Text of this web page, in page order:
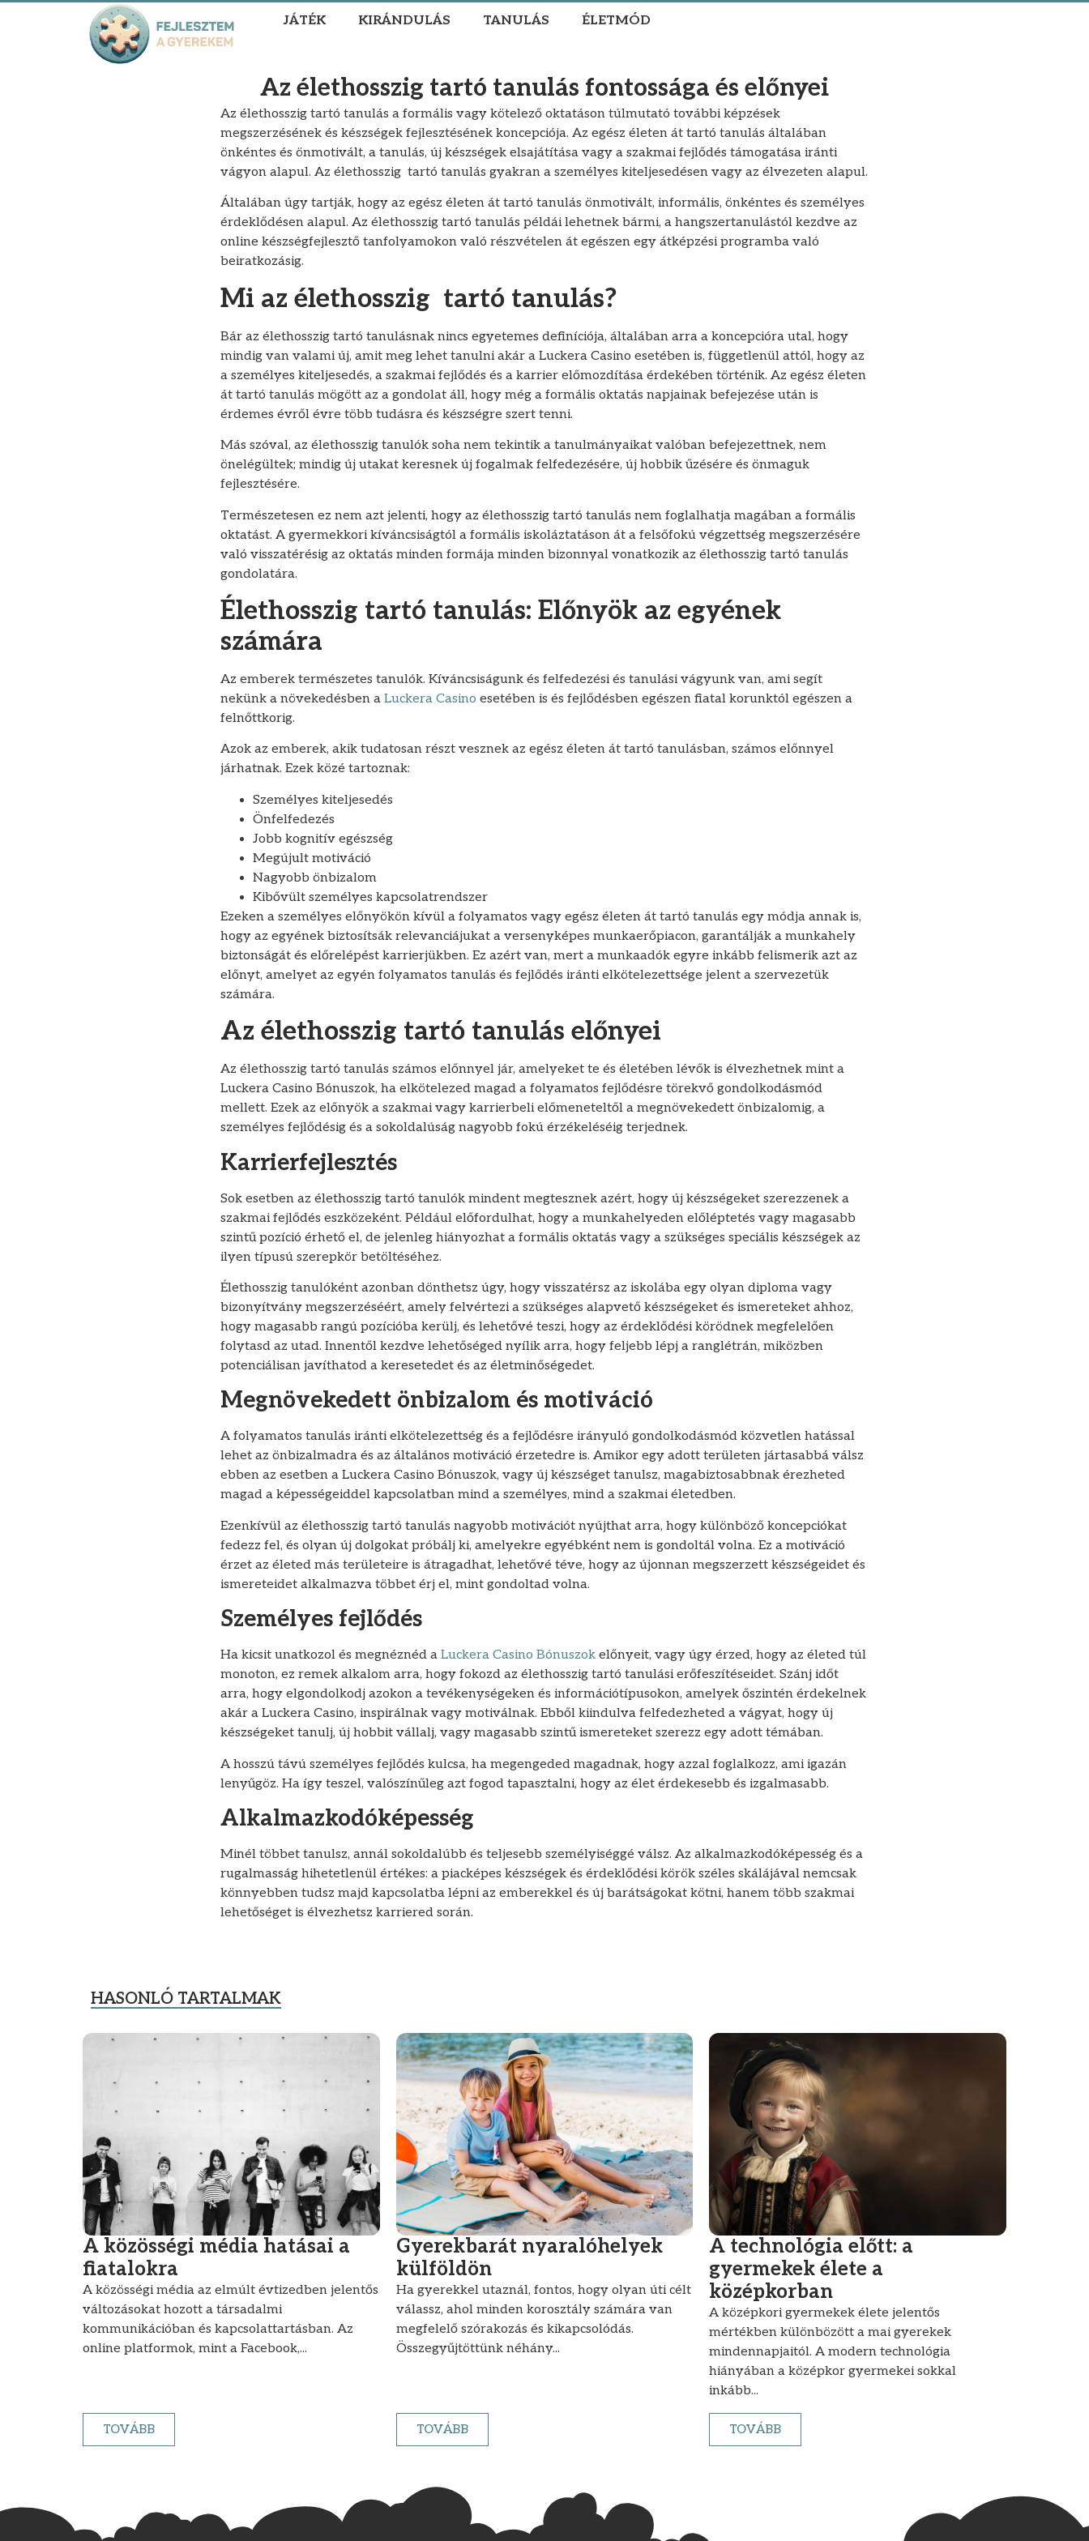
JÁTÉK KIRÁNDULÁS TANULÁS ÉLETMÓD
Az élethosszig tartó tanulás fontossága és előnyei
Az élethosszig tartó tanulás a formális vagy kötelező oktatáson túlmutató további képzések
megszerzésének és készségek fejlesztésének koncepciója. Az egész életen át tartó tanulás általában
önkéntes és önmotivált, a tanulás, új készségek elsajátítása vagy a szakmai fejlődés támogatása iránti
vágyon alapul. Az élethosszig tartó tanulás gyakran a személyes kiteljesedésen vagy az élvezeten alapul.
Általában úgy tartják, hogy az egész életen át tartó tanulás önmotivált, informális, önkéntes és személyes
érdeklődésen alapul. Az élethosszig tartó tanulás példái lehetnek bármi, a hangszertanulástól kezdve az
online készségfejlesztő tanfolyamokon való részvételen át egészen egy átképzési programba való
beiratkozásig.
Mi az élethosszig tartó tanulás?
Bár az élethosszig tartó tanulásnak nincs egyetemes definíciója, általában arra a koncepcióra utal, hogy
mindig van valami új, amit meg lehet tanulni akár a Luckera Casino esetében is, függetlenül attól, hogy az
a személyes kiteljesedés, a szakmai fejlődés és a karrier előmozdítása érdekében történik. Az egész életen
át tartó tanulás mögött az a gondolat áll, hogy még a formális oktatás napjainak befejezése után is
érdemes évről évre több tudásra és készségre szert tenni.
Más szóval, az élethosszig tanulók soha nem tekintik a tanulmányaikat valóban befejezettnek, nem
önelégültek; mindig új utakat keresnek új fogalmak felfedezésére, új hobbik űzésére és önmaguk
fejlesztésére.
Természetesen ez nem azt jelenti, hogy az élethosszig tartó tanulás nem foglalhatja magában a formális
oktatást. A gyermekkori kíváncsiságtól a formális iskoláztatáson át a felsőfokú végzettség megszerzésére
való visszatérésig az oktatás minden formája minden bizonnyal vonatkozik az élethosszig tartó tanulás
gondolatára.
Élethosszig tartó tanulás: Előnyök az egyének
számára
Az emberek természetes tanulók. Kíváncsiságunk és felfedezési és tanulási vágyunk van, ami segít
nekünk a növekedésben a Luckera Casino esetében is és fejlődésben egészen fiatal korunktól egészen a
felnőttkorig.
Azok az emberek, akik tudatosan részt vesznek az egész életen át tartó tanulásban, számos előnnyel
járhatnak. Ezek közé tartoznak:
Személyes kiteljesedés
Önfelfedezés
Jobb kognitív egészség
Megújult motiváció
Nagyobb önbizalom
Kibővült személyes kapcsolatrendszer
Ezeken a személyes előnyökön kívül a folyamatos vagy egész életen át tartó tanulás egy módja annak is,
hogy az egyének biztosítsák relevanciájukat a versenyképes munkaerőpiacon, garantálják a munkahely
biztonságát és előrelépést karrierjükben. Ez azért van, mert a munkaadók egyre inkább felismerik azt az
előnyt, amelyet az egyén folyamatos tanulás és fejlődés iránti elkötelezettsége jelent a szervezetük
számára.
Az élethosszig tartó tanulás előnyei
Az élethosszig tartó tanulás számos előnnyel jár, amelyeket te és életében lévők is élvezhetnek mint a
Luckera Casino Bónuszok, ha elkötelezed magad a folyamatos fejlődésre törekvő gondolkodásmód
mellett. Ezek az előnyök a szakmai vagy karrierbeli előmeneteltől a megnövekedett önbizalomig, a
személyes fejlődésig és a sokoldalúság nagyobb fokú érzékeléséig terjednek.
Karrierfejlesztés
Sok esetben az élethosszig tartó tanulók mindent megtesznek azért, hogy új készségeket szerezzenek a
szakmai fejlődés eszközeként. Például előfordulhat, hogy a munkahelyeden előléptetés vagy magasabb
szintű pozíció érhető el, de jelenleg hiányozhat a formális oktatás vagy a szükséges speciális készségek az
ilyen típusú szerepkör betöltéséhez.
Élethosszig tanulóként azonban dönthetsz úgy, hogy visszatérsz az iskolába egy olyan diploma vagy
bizonyítvány megszerzéséért, amely felvértezi a szükséges alapvető készségeket és ismereteket ahhoz,
hogy magasabb rangú pozícióba kerülj, és lehetővé teszi, hogy az érdeklődési körödnek megfelelően
folytasd az utad. Innentől kezdve lehetőséged nyílik arra, hogy feljebb lépj a ranglétrán, miközben
potenciálisan javíthatod a keresetedet és az életminőségedet.
Megnövekedett önbizalom és motiváció
A folyamatos tanulás iránti elkötelezettség és a fejlődésre irányuló gondolkodásmód közvetlen hatással
lehet az önbizalmadra és az általános motiváció érzetedre is. Amikor egy adott területen jártasabbá válsz
ebben az esetben a Luckera Casino Bónuszok, vagy új készséget tanulsz, magabiztosabbnak érezheted
magad a képességeiddel kapcsolatban mind a személyes, mind a szakmai életedben.
Ezenkívül az élethosszig tartó tanulás nagyobb motivációt nyújthat arra, hogy különböző koncepciókat
fedezz fel, és olyan új dolgokat próbálj ki, amelyekre egyébként nem is gondoltál volna. Ez a motiváció
érzet az életed más területeire is átragadhat, lehetővé téve, hogy az újonnan megszerzett készségeidet és
ismereteidet alkalmazva többet érj el, mint gondoltad volna.
Személyes fejlődés
Ha kicsit unatkozol és megnéznéd a Luckera Casino Bónuszok előnyeit, vagy úgy érzed, hogy az életed túl
monoton, ez remek alkalom arra, hogy fokozd az élethosszig tartó tanulási erőfeszítéseidet. Szánj időt
arra, hogy elgondolkodj azokon a tevékenységeken és információtípusokon, amelyek őszintén érdekelnek
akár a Luckera Casino, inspirálnak vagy motiválnak. Ebből kiindulva felfedezheted a vágyat, hogy új
készségeket tanulj, új hobbit vállalj, vagy magasabb szintű ismereteket szerezz egy adott témában.
A hosszú távú személyes fejlődés kulcsa, ha megengeded magadnak, hogy azzal foglalkozz, ami igazán
lenyűgöz. Ha így teszel, valószínűleg azt fogod tapasztalni, hogy az élet érdekesebb és izgalmasabb.
Alkalmazkodóképesség
Minél többet tanulsz, annál sokoldalúbb és teljesebb személyiséggé válsz. Az alkalmazkodóképesség és a
rugalmasság hihetetlenül értékes: a piacképes készségek és érdeklődési körök széles skálájával nemcsak
könnyebben tudsz majd kapcsolatba lépni az emberekkel és új barátságokat kötni, hanem több szakmai
lehetőséget is élvezhetsz karriered során.
HASONLÓ TARTALMAK
A közösségi média hatásai a
fiatalokra
A közösségi média az elmúlt évtizedben jelentős
változásokat hozott a társadalmi
kommunikációban és kapcsolattartásban. Az
online platformok, mint a Facebook,...
TOVÁBB
Gyerekbarát nyaralóhelyek
külföldön
Ha gyerekkel utaznál, fontos, hogy olyan úti célt
válassz, ahol minden korosztály számára van
megfelelő szórakozás és kikapcsolódás.
Összegyűjtöttünk néhány...
TOVÁBB
A technológia előtt: a
gyermekek élete a
középkorban
A középkori gyermekek élete jelentős
mértékben különbözött a mai gyerekek
mindennapjaitól. A modern technológia
hiányában a középkor gyermekei sokkal
inkább...
TOVÁBB